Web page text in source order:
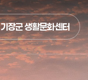
기장군 생활문화센터